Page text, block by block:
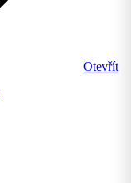
Otevřít